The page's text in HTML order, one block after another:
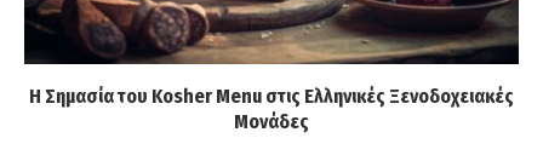
Η Σημασία του Kosher Menu στις Ελληνικές Ξενοδοχειακές
Μονάδες